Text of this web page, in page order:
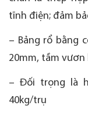
tĩnh điện; đảm
– Bảng rổ bằng
20mm, tầm vươn
– Đối trọng là
40kg/trụ